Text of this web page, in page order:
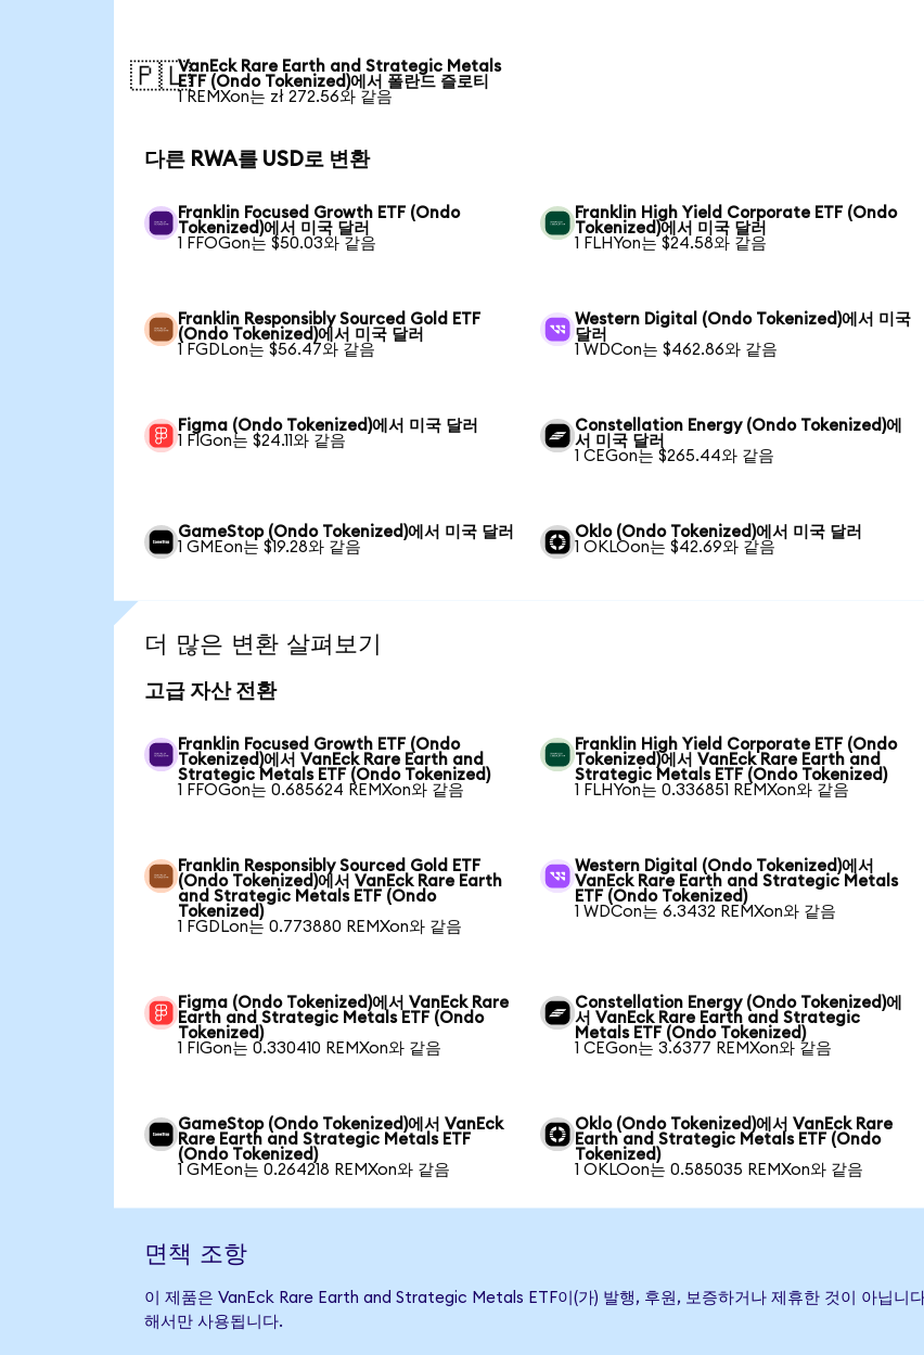
🇵🇱VanEck Rare Earth and Strategic Metals
ETF (Ondo Tokenized)에서 폴란드 즐로티
1 REMXon는 zł 272.56와 같음
다른 RWA를 USD로 변환
Franklin Focused Growth ETF (Ondo
Tokenized)에서 미국 달러
1 FFOGon는 $50.03와 같음
Franklin High Yield Corporate ETF (Ondo
Tokenized)에서 미국 달러
1 FLHYon는 $24.58와 같음
Franklin Responsibly Sourced Gold ETF
(Ondo Tokenized)에서 미국 달러
1 FGDLon는 $56.47와 같음
Western Digital (Ondo Tokenized)에서 미국
달러
1 WDCon는 $462.86와 같음
Figma (Ondo Tokenized)에서 미국 달러
1 FIGon는 $24.11와 같음
Constellation Energy (Ondo Tokenized)에
서 미국 달러
1 CEGon는 $265.44와 같음
GameStop (Ondo Tokenized)에서 미국 달러
1 GMEon는 $19.28와 같음
Oklo (Ondo Tokenized)에서 미국 달러
1 OKLOon는 $42.69와 같음
더 많은 변환 살펴보기
고급 자산 전환
Franklin Focused Growth ETF (Ondo
Tokenized)에서 VanEck Rare Earth and
Strategic Metals ETF (Ondo Tokenized)
1 FFOGon는 0.685624 REMXon와 같음
Franklin High Yield Corporate ETF (Ondo
Tokenized)에서 VanEck Rare Earth and
Strategic Metals ETF (Ondo Tokenized)
1 FLHYon는 0.336851 REMXon와 같음
Franklin Responsibly Sourced Gold ETF
(Ondo Tokenized)에서 VanEck Rare Earth
and Strategic Metals ETF (Ondo
Tokenized)
1 FGDLon는 0.773880 REMXon와 같음
Western Digital (Ondo Tokenized)에서
VanEck Rare Earth and Strategic Metals
ETF (Ondo Tokenized)
1 WDCon는 6.3432 REMXon와 같음
Figma (Ondo Tokenized)에서 VanEck Rare
Earth and Strategic Metals ETF (Ondo
Tokenized)
1 FIGon는 0.330410 REMXon와 같음
Constellation Energy (Ondo Tokenized)에
서 VanEck Rare Earth and Strategic
Metals ETF (Ondo Tokenized)
1 CEGon는 3.6377 REMXon와 같음
GameStop (Ondo Tokenized)에서 VanEck
Rare Earth and Strategic Metals ETF
(Ondo Tokenized)
1 GMEon는 0.264218 REMXon와 같음
Oklo (Ondo Tokenized)에서 VanEck Rare
Earth and Strategic Metals ETF (Ondo
Tokenized)
1 OKLOon는 0.585035 REMXon와 같음
면책 조항
이 제품은 VanEck Rare Earth and Strategic Metals ETF이(가) 발행, 후원, 보증하거나 제휴한 것이 아닙니
해서만 사용됩니다.